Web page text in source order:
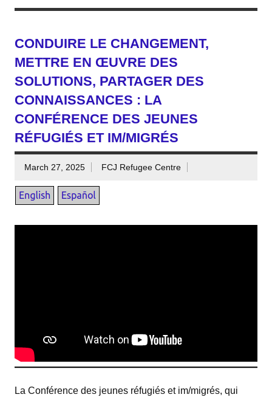
CONDUIRE LE CHANGEMENT,
METTRE EN ŒUVRE DES
SOLUTIONS, PARTAGER DES
CONNAISSANCES : LA
CONFÉRENCE DES JEUNES
RÉFUGIÉS ET IM/MIGRÉS
March 27, 2025 FCJ Refugee Centre
La Conférence des jeunes réfugiés et im/migrés, qui